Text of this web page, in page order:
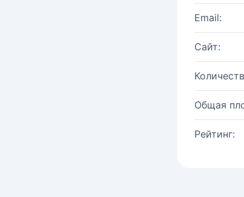
Email:
Сайт:
Общая
Рейтинг: